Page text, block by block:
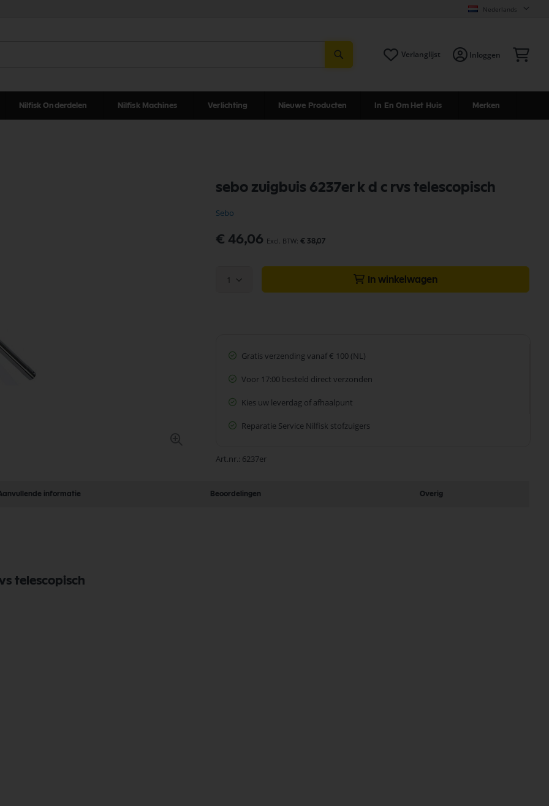
Nederlands
Verlanglijst Inloggen
Nilfisk Onderdelen Nilfisk Machines Verlichting Nieuwe Producten In En Om Het Huis Merken
sebo zuigbuis 6237er k d c rvs telescopisch
Sebo
€ 46,06 € 38,07
1 In winkelwagen
Gratis verzending vanaf € 100 (NL)
Voor 17:00 besteld direct verzonden
Kies uw leverdag of afhaalpunt
Reparatie Service Nilfisk stofzuigers
Art.nr. 6237er
informatie Beoordelingen Overig
telescopisch